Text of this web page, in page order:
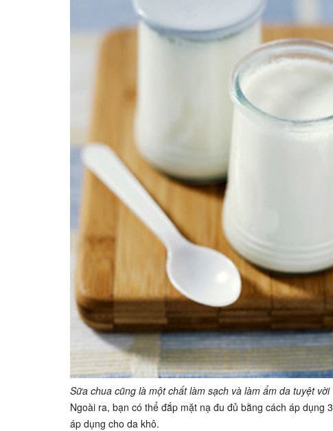
Sữa chua cũng là một chất làm sạch và làm ẩm da tuyệt vời
Ngoài ra, bạn có thể đắp mặt nạ đu đủ bằng cách áp
áp dụng cho da khô.